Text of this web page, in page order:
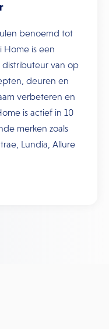
benoemd tot
Home is een
van op
deuren en
verbeteren en
is actief in 10
merken zoals
Lundia, Allure